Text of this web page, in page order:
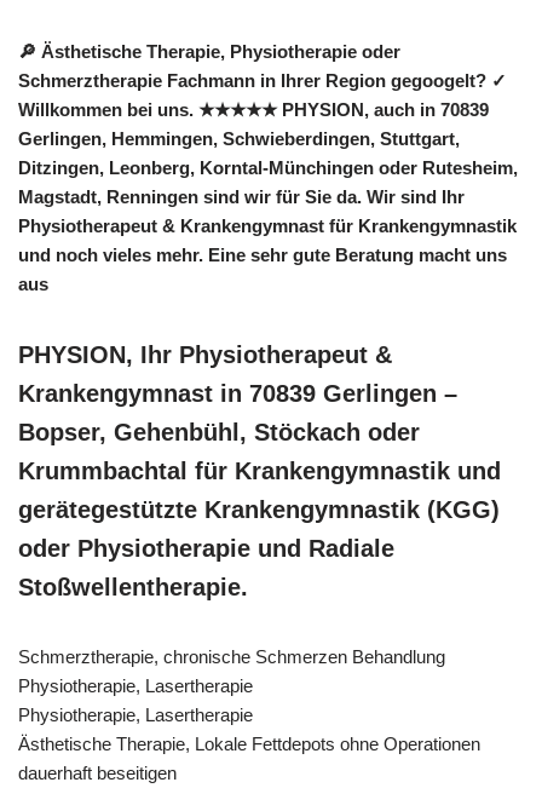
🔎 Ästhetische Therapie, Physiotherapie oder
Schmerztherapie Fachmann in Ihrer Region gegoogelt? ✓
Willkommen bei uns. ★★★★★ PHYSION, auch in 70839
Gerlingen, Hemmingen, Schwieberdingen, Stuttgart,
Ditzingen, Leonberg, Korntal-Münchingen oder Rutesheim,
Magstadt, Renningen sind wir für Sie da. Wir sind Ihr
Physiotherapeut & Krankengymnast für Krankengymnastik
und noch vieles mehr. Eine sehr gute Beratung macht uns
aus
PHYSION, Ihr Physiotherapeut &
Krankengymnast in 70839 Gerlingen –
Bopser, Gehenbühl, Stöckach oder
Krummbachtal für Krankengymnastik und
gerätegestützte Krankengymnastik (KGG)
oder Physiotherapie und Radiale
Stoßwellentherapie.
Schmerztherapie, chronische Schmerzen Behandlung
Physiotherapie, Lasertherapie
Physiotherapie, Lasertherapie
Ästhetische Therapie, Lokale Fettdepots ohne Operationen
dauerhaft beseitigen